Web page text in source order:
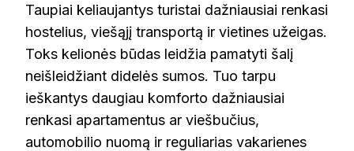
Taupiai keliaujantys turistai dažniausiai renkasi
hostelius, viešąjį transportą ir vietines užeigas.
Toks kelionės būdas leidžia pamatyti šalį
neišleidžiant didelės sumos. Tuo tarpu
ieškantys daugiau komforto dažniausiai
renkasi apartamentus ar viešbučius,
automobilio nuomą ir reguliarias vakarienes